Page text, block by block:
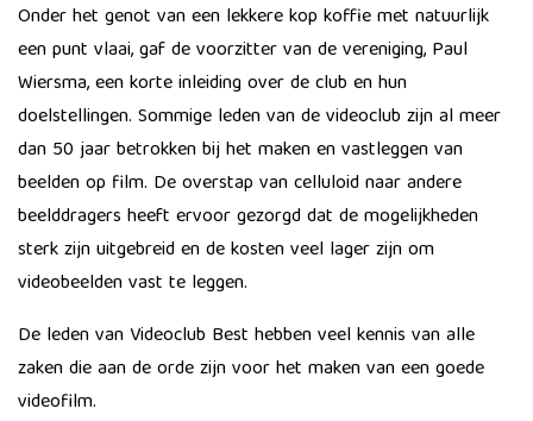
​Onder het genot van een lekkere kop koffie met natuurlijk
een punt vlaai, gaf de voorzitter van de vereniging, Paul
Wiersma, een korte inleiding over de club en hun
doelstellingen. Sommige leden van de videoclub zijn al meer
dan 50 jaar betrokken bij het maken en vastleggen van
beelden op film. De overstap van celluloid naar andere
beelddragers heeft ervoor gezorgd dat de mogelijkheden
sterk zijn uitgebreid en de kosten veel lager zijn om
videobeelden vast te leggen.
De leden van Videoclub Best hebben veel kennis van alle
zaken die aan de orde zijn voor het maken van een goede
videofilm.